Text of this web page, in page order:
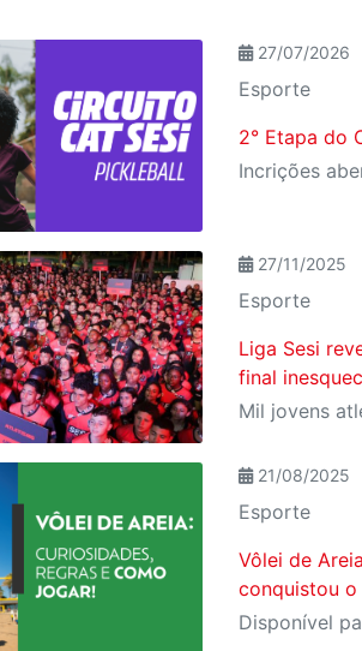
27/07/2026
Esporte
2° Etapa do
Incrições
27/11/2025
Esporte
Liga Sesi
final
21/08/2025
Esporte
Vôlei de
conquistou o